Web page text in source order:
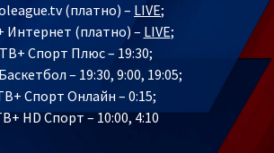
(платно) – LIVE;
Интернет (платно) – LIVE;
Спорт Плюс – 19:30;
– 19:30, 9:00, 19:05;
Спорт Онлайн – 0:15;
HD Спорт – 10:00, 4:10